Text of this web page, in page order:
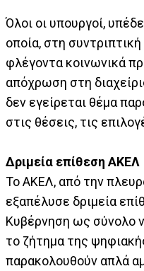
Όλοι οι υπουργοί,
οποία, στη
φλέγοντα κοινωνικά
απόχρωση στη
δεν εγείρεται θέμα
στις θέσεις, τις
Δριμεία επίθεση ΑΚΕΛ
Το ΑΚΕΛ, από την
εξαπέλυσε δριμεία
Κυβέρνηση ως σύνολο
το ζήτημα της
παρακολουθούν απλά